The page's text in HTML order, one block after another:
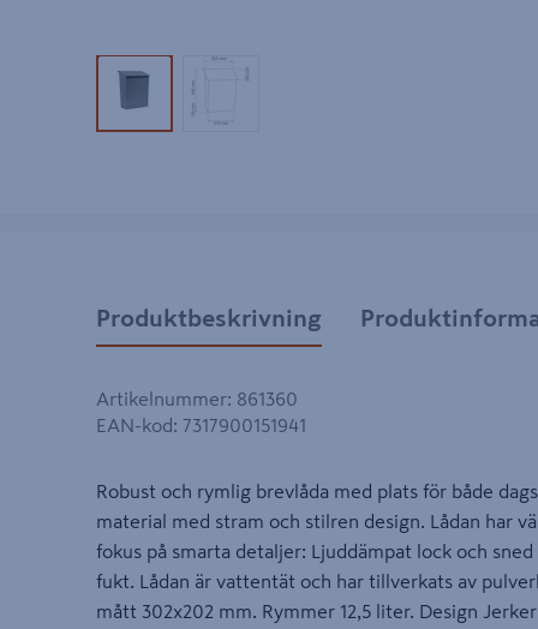
Produktbild 1
Produktbeskrivning
Artikelnummer: 861360
EAN-kod: 7317900151941
Robust och rymlig brevlåda med plats för både
material med stram och stilren design. Lådan har
fokus på smarta detaljer: Ljuddämpat lock och
fukt. Lådan är vattentät och har tillverkats av
mått 302x202 mm. Rymmer 12,5 liter. Design